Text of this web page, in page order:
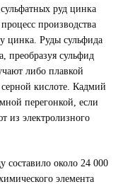
руд цинка
производства
цинка. Руды сульфида
преобразуя сульфид
либо плавкой
кислоте. Кадмий
перегонкой, если
из электролизного
составило около 24 000
элемента